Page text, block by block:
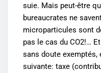
suie. Mais peut-être
bureaucrates ne
microparticules sont
pas le cas du CO2!…
sans doute exemptés,
suivante: taxe